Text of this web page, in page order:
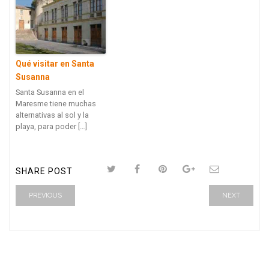
Qué visitar en Santa
Susanna
Santa Susanna en el
Maresme tiene muchas
alternativas al sol y la
playa, para poder […]
SHARE POST
PREVIOUS NEXT